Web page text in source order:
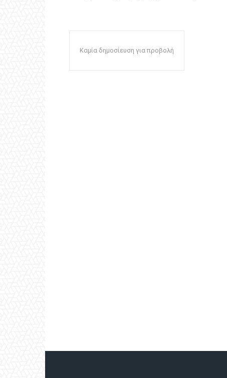
Καμία δημοσίευση για προβολή